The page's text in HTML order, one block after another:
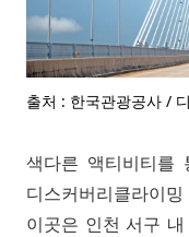
출처 : 한국관광공사 /
색다른 액티비티를
디스커버리클라이
이곳은 인천 서구